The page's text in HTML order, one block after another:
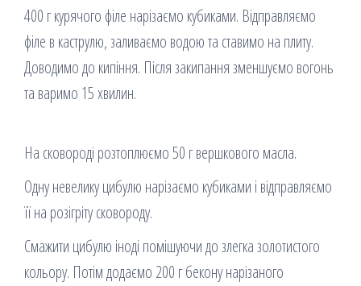
400 г курячого філе нарізаємо кубиками. Відправляємо
філе в каструлю, заливаємо водою та ставимо на плиту.
Доводимо до кипіння. Після закипання зменшуємо вогонь
та варимо 15 хвилин.
На сковороді розтоплюємо 50 г вершкового масла.
Одну невелику цибулю нарізаємо кубиками і відправляємо
її на розігріту сковороду.
Смажити цибулю іноді помішуючи до злегка золотистого
кольору. Потім додаємо 200 г бекону нарізаного